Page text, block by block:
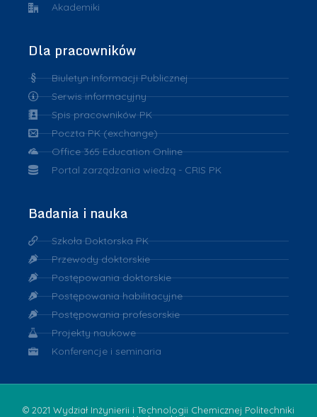
Akademiki
Dla pracowników
Biuletyn Informacji Publicznej
Serwis informacyjny
Spis pracowników PK
Poczta PK (exchange)
Office 365 Education Online
Portal zarządzania wiedzą - CRIS PK
Badania i nauka
Szkoła Doktorska PK
Przewody doktorskie
Postępowania doktorskie
Postępowania habilitacyjne
Postępowania profesorskie
Projekty naukowe
Konferencje i seminaria
© 2021 Wydział Inżynierii i Technologii Chemicznej Politechniki